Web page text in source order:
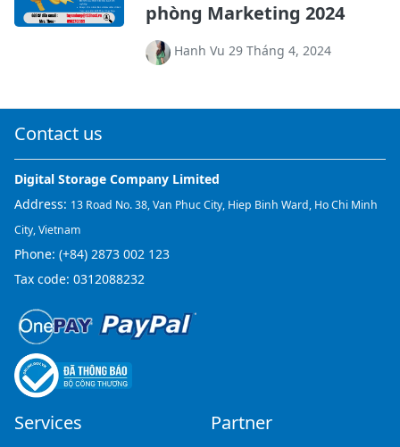
phòng Marketing 2024
Hanh Vu 29 Tháng 4, 2024
Contact us
Digital Storage Company Limited
Address: 13 Road No. 38, Van Phuc City, Hiep Binh Ward, Ho Chi Minh
City, Vietnam
Phone: (+84) 2873 002 123
Tax code: 0312088232
Services Partner